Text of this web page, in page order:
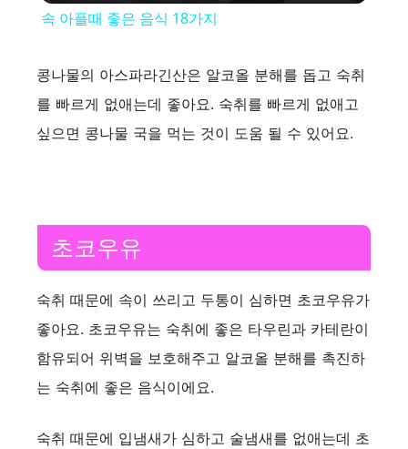
y
d
e
o
속 아플때 좋은 음식 18가지
콩나물의 아스파라긴산은 알코올 분해를 돕고 숙취
를 빠르게 없애는데 좋아요. 숙취를 빠르게 없애고
싶으면 콩나물 국을 먹는 것이 도움 될 수 있어요.
초코우유
숙취 때문에 속이 쓰리고 두통이 심하면 초코우유가
좋아요. 초코우유는 숙취에 좋은 타우린과 카테란이
함유되어 위벽을 보호해주고 알코올 분해를 촉진하
는 숙취에 좋은 음식이에요.
숙취 때문에 입냄새가 심하고 술냄새를 없애는데 초